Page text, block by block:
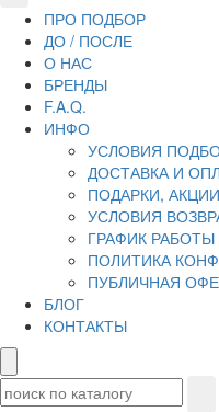
ПРО ПОДБОР
ДО / ПОСЛЕ
О НАС
БРЕНДЫ
F.A.Q.
ИНФО
УСЛОВИЯ
ДОСТАВКА И
ПОДАРКИ,
УСЛОВИЯ
ГРАФИК РАБОТЫ
ПОЛИТИКА
ПУБЛИЧНАЯ
БЛОГ
КОНТАКТЫ